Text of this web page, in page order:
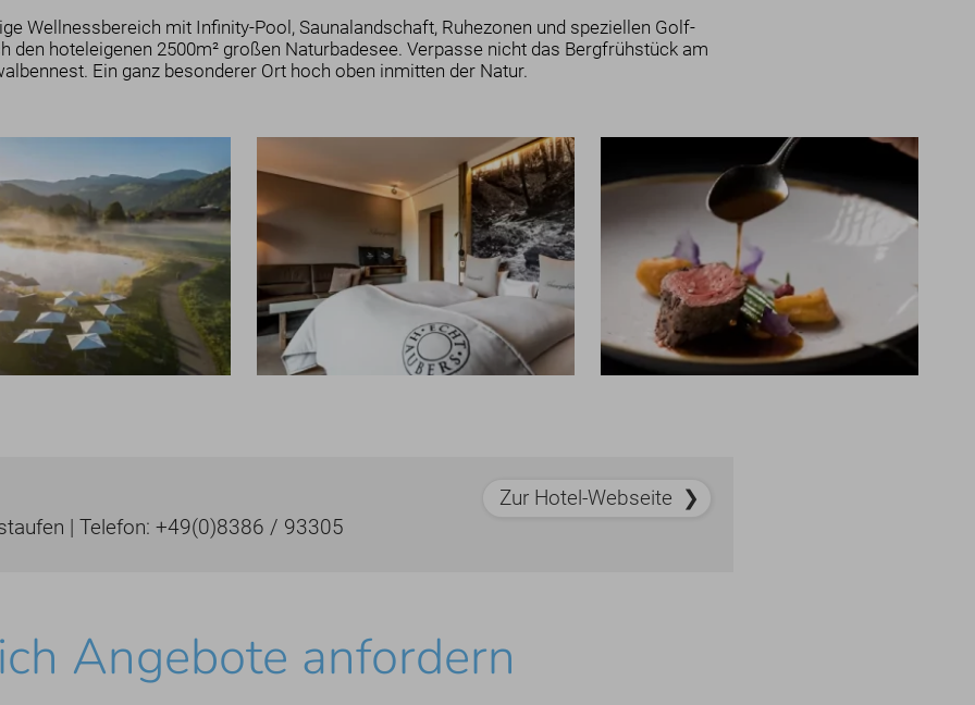
Wellnessbereich mit Infinity-Pool, Saunalandschaft, Ruhezonen und speziellen Golf-
den hoteleigenen 2500m² großen Naturbadesee. Verpasse nicht das Bergfrühstück am
Ein ganz besonderer Ort hoch oben inmitten der Natur.
| Telefon: +49(0)8386 / 93305
Zur Hotel-Webseite
Angebote anfordern